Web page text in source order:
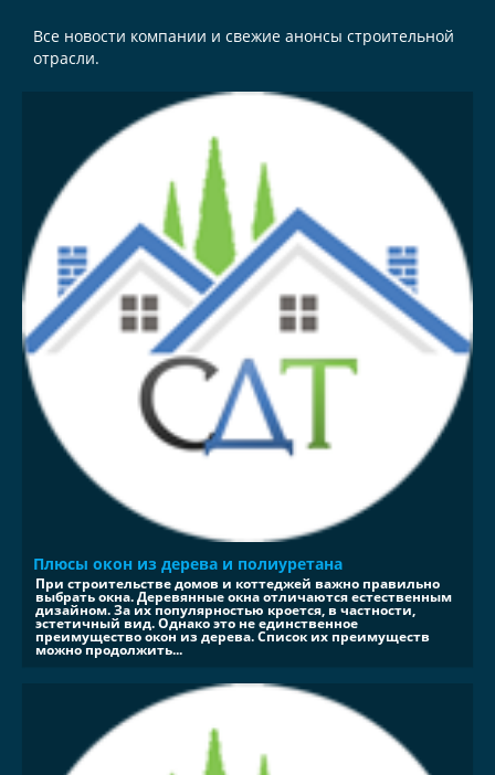
Все новости компании и свежие анонсы строительной
отрасли.
Плюсы окон из дерева и полиуретана
При строительстве домов и коттеджей важно правильно
выбрать окна. Деревянные окна отличаются естественным
дизайном. За их популярностью кроется, в частности,
эстетичный вид. Однако это не единственное
преимущество окон из дерева. Список их преимуществ
можно продолжить...